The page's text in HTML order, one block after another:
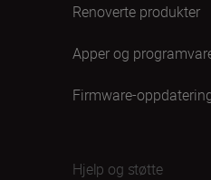
Renoverte produkter
Apper og
Firmware-
Hjelp og støtte